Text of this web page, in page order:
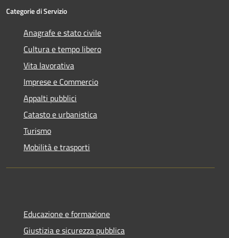
Categorie di Servizio
Anagrafe e stato civile
Cultura e tempo libero
Vita lavorativa
Imprese e Commercio
Appalti pubblici
Catasto e urbanistica
Turismo
Mobilità e trasporti
Educazione e formazione
Giustizia e sicurezza pubblica